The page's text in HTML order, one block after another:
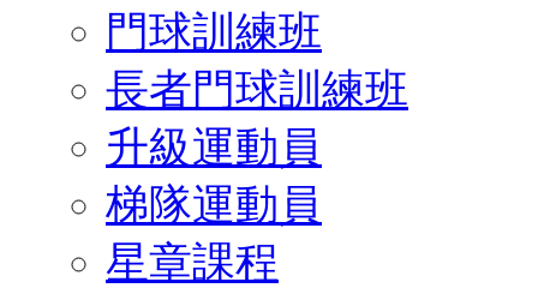
門球訓練班
長者門球訓練班
升級運動員
梯隊運動員
星章課程